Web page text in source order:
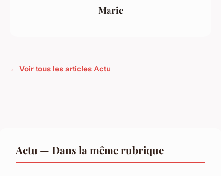
Marie
← Voir tous les articles Actu
Actu — Dans la même rubrique